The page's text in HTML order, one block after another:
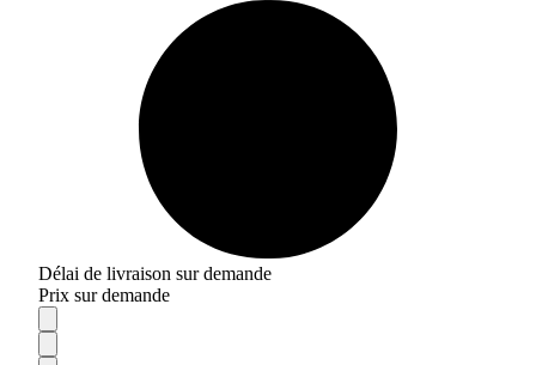
Délai de livraison sur demande
Prix sur demande